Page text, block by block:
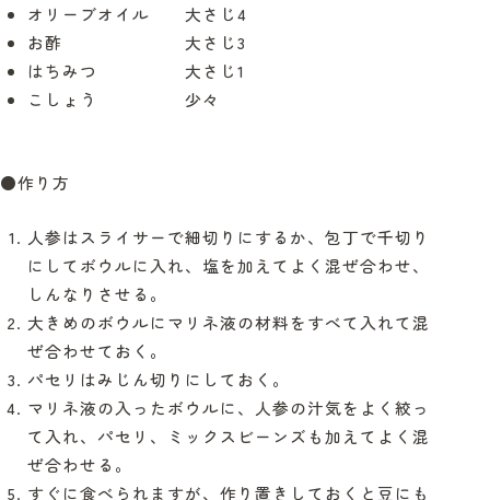
オリーブオイル 大さじ4
お酢 大さじ3
はちみつ 大さじ1
こしょう 少々
●作り方
人参はスライサーで細切りにするか、包丁で千切り
にしてボウルに入れ、塩を加えてよく混ぜ合わせ、
しんなりさせる。
大きめのボウルにマリネ液の材料をすべて入れて混
ぜ合わせておく。
パセリはみじん切りにしておく。
マリネ液の入ったボウルに、人参の汁気をよく絞っ
て入れ、パセリ、ミックスビーンズも加えてよく混
ぜ合わせる。
すぐに食べられますが、作り置きしておくと豆にも